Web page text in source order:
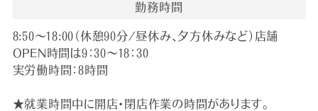
勤務時間
8:50～18:00（休憩90分/昼休み、夕方休みなど）店舗
OPEN時間は9：30～18：30
実労働時間：8時間
★就業時間中に開店・閉店作業の時間があります。